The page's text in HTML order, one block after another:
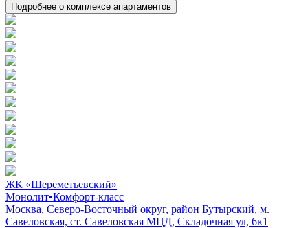
Подробнее о комплексе апартаментов
ЖК «Шереметьевский»
Монолит•Комфорт-класс
Москва, Северо-Восточный округ, район Бутырский, м.
Савеловская, ст. Савеловская МЦД, Складочная ул, 6к1